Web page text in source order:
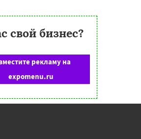
свой бизнес?
рекламу на
expomenu.ru